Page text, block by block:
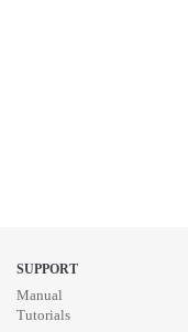
SUPPORT
Manual
Tutorials